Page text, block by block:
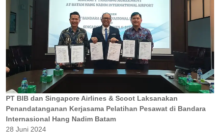
PT BIB dan Singapore Airlines & Scoot Laksanakan
Penandatanganan Kerjasama Pelatihan Pesawat di Bandara
Internasional Hang Nadim Batam
28 Juni 2024